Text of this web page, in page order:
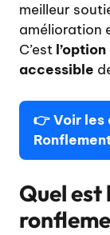
meilleur
amélioration
C’est
accessible
👉Voir les
Quel